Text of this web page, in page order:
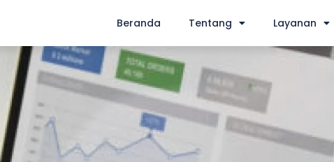
Beranda Tentang Layanan